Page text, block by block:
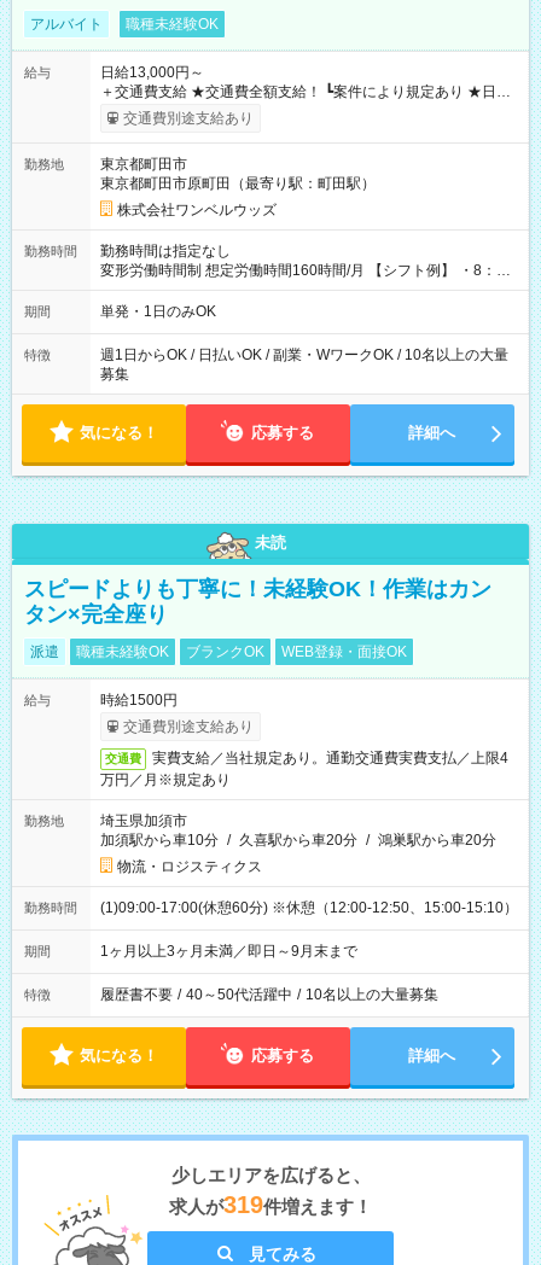
アルバイト 職種未経験OK
給与
日給13,000円～
＋交通費支給 ★交通費全額支給！ ┗案件により規定あり ★日払
いOK！（規定あり） ┗働いたその日に現金GET♪ お仕事後はコ
ンビニATMから 日払い分を引き落とせます！ 【試用期間】試
交通費別途支給あり
勤務地
東京都町田市
東京都町田市原町田（最寄り駅：町田駅）
株式会社ワンベルウッズ
勤務時間
勤務時間は指定なし
変形労働時間制 想定労働時間160時間/月 【シフト例】 ・8：00
～21：00
期間 単発・1日のみOK
特徴
週1日からOK / 日払いOK / 副業・WワークOK / 10名以上の大量
募集
気になる！ 応募する 詳細へ
未読
スピードよりも丁寧に！未経験OK！作業はカン
タン×完全座り
派遣 職種未経験OK ブランクOK WEB登録・面接OK
給与
時給1500円
交通費別途支給あり
交通費
実費支給／当社規定あり。通勤交通費実費支払／上限4
万円／月※規定あり
勤務地
埼玉県加須市
加須駅から車10分 / 久喜駅から車20分 / 鴻巣駅から車20分
物流・ロジスティクス
勤務時間 (1)09:00-17:00(休憩60分) ※休憩（12:00-12:50、15:00-15:10）
期間 1ヶ月以上3ヶ月未満／即日～9月末まで
特徴 履歴書不要 / 40～50代活躍中 / 10名以上の大量募集
気になる！ 応募する 詳細へ
少しエリアを広げると、
求人が319件増えます！
見てみる